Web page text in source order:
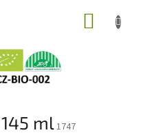
ml1747